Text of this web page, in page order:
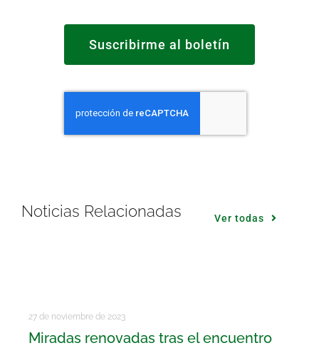
Suscribirme al boletín
Noticias Relacionadas Ver todas
27 de noviembre de 2023
Miradas renovadas tras el encuentro